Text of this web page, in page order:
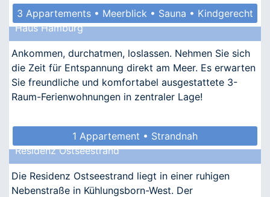
3 Appartements • Meerblick • Sauna • Kindgerecht
Haus Hamburg
Ankommen, durchatmen, loslassen. Nehmen Sie sich
die Zeit für Entspannung direkt am Meer. Es erwarten
Sie freundliche und komfortabel ausgestattete 3-
Raum-Ferienwohnungen in zentraler Lage!
1 Appartement • Strandnah
Residenz Ostseestrand
Die Residenz Ostseestrand liegt in einer ruhigen
Nebenstraße in Kühlungsborn-West. Der